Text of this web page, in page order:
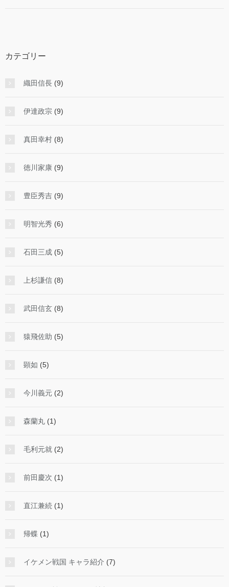
カテゴリー
織田信長 (9)
伊達政宗 (9)
真田幸村 (8)
徳川家康 (9)
豊臣秀吉 (9)
明智光秀 (6)
石田三成 (5)
上杉謙信 (8)
武田信玄 (8)
猿飛佐助 (5)
顕如 (5)
今川義元 (2)
森蘭丸 (1)
毛利元就 (2)
前田慶次 (1)
直江兼続 (1)
帰蝶 (1)
イケメン戦国 キャラ紹介 (7)